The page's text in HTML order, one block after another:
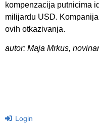
kompenzacija putnicima
milijardu USD.
ovih otkazivanja.
autor: Maja Mrkus,
Login